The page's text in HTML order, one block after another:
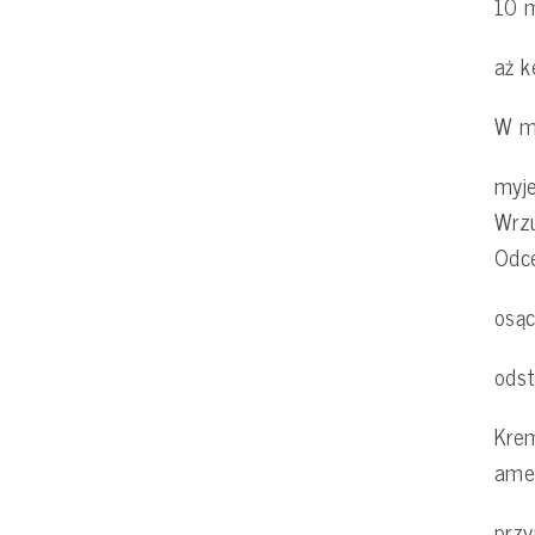
aż
W